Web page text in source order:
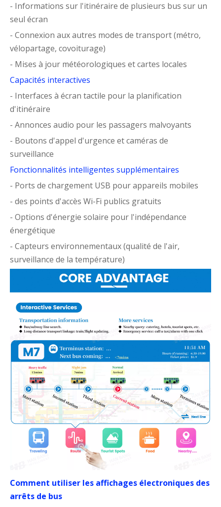
- Informations sur l'itinéraire de plusieurs bus sur un
seul écran
- Connexion aux autres modes de transport (métro,
vélopartage, covoiturage)
- Mises à jour météorologiques et cartes locales
Capacités interactives
- Interfaces à écran tactile pour la planification
d'itinéraire
- Annonces audio pour les passagers malvoyants
- Boutons d'appel d'urgence et caméras de
surveillance
Fonctionnalités intelligentes supplémentaires
- Ports de chargement USB pour appareils mobiles
- des points d'accès Wi-Fi publics gratuits
- Options d'énergie solaire pour l'indépendance
énergétique
- Capteurs environnementaux (qualité de l'air,
surveillance de la température)
Comment utiliser les affichages électroniques des
arrêts de bus